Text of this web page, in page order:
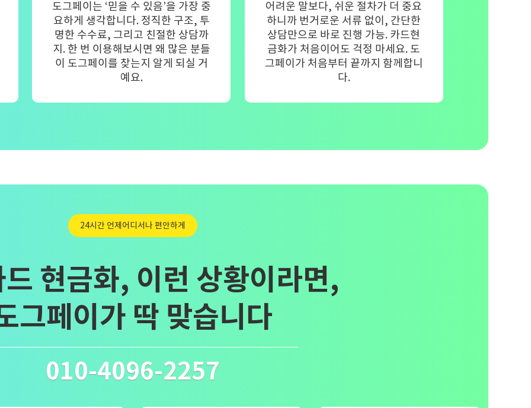
도그페이는 ‘믿을 수 있음’을 가장 중
요하게 생각합니다. 정직한 구조, 투
명한 수수료, 그리고 친절한 상담까
지. 한 번 이용해보시면 왜 많은 분들
이 도그페이를 찾는지 알게 되실 거
예요.
어려운 말보다, 쉬운 절차가 더 중요
하니까 번거로운 서류 없이, 간단한
상담만으로 바로 진행 가능. 카드현
금화가 처음이어도 걱정 마세요. 도
그페이가 처음부터 끝까지 함께합니
다.
24시간 언제어디서나 편안하게
현금화, 이런 상황이라면,
그페이가 딱 맞습니다
010-4096-2257